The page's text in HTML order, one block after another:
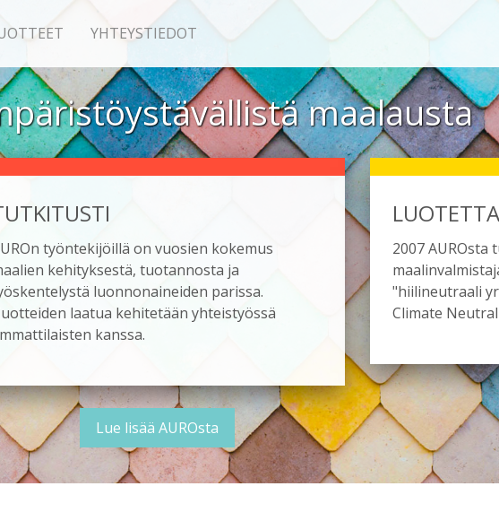
YHTEYSTIEDOT
maalausta
työntekijöillä on vuosien kokemus
kehityksestä, tuotannosta ja
luonnonaineiden parissa.
laatua kehitetään yhteistyössä
kanssa.
2007 AUROsta
"hiilineutraali
Climate
Lue lisää AUROsta